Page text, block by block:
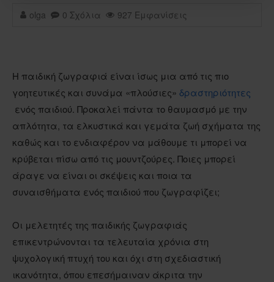
olga 0 Σχόλια 927 Εμφανίσεις
Η παιδική ζωγραφιά είναι ίσως μια από τις πιο
γοητευτικές και συνάμα «πλούσιες» δραστηριότητες
ενός παιδιού. Προκαλεί πάντα το θαυμασμό με την
απλότητα, τα ελκυστικά και γεμάτα ζωή σχήματα της
καθώς και το ενδιαφέρον να μάθουμε τι μπορεί να
κρύβεται πίσω από τις μουντζούρες. Ποιες μπορεί
άραγε να είναι οι σκέψεις και ποια τα
συναισθήματα ενός παιδιού που ζωγραφίζει;
Οι μελετητές της παιδικής ζωγραφιάς
επικεντρώνονται τα τελευταία χρόνια στη
ψυχολογική πτυχή του και όχι στη σχεδιαστική
ικανότητα, όπου επεσήμαιναν άκριτα την